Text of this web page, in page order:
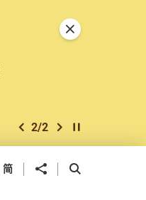
上一個
2/2 下一個開始/暫停幻燈
關閉特別通告
简 分享到 開啟搜尋框